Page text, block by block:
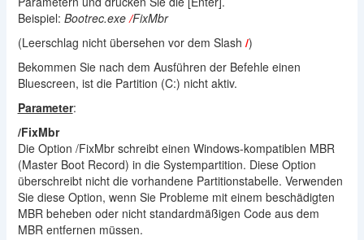
Beispiel: Bootrec.exe/FixMbr
(Leerschlag nicht übersehen vor dem Slash /)
Bekommen Sie nach dem Ausführen der Befehle einen
Bluescreen, ist die Partition (C:) nicht aktiv.
Parameter:
/FixMbr
Die Option /FixMbr schreibt einen Windows-kompatiblen MBR
(Master Boot Record) in die Systempartition. Diese Option
überschreibt nicht die vorhandene Partitionstabelle. Verwenden
Sie diese Option, wenn Sie Probleme mit einem beschädigten
MBR beheben oder nicht standardmäßigen Code aus dem
MBR entfernen müssen.